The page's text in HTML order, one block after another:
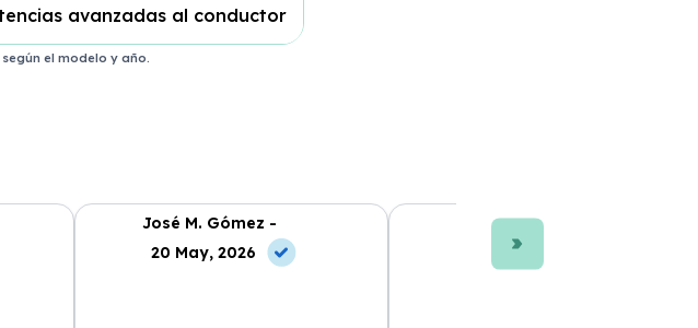
avanzadas al conductor
el modelo y año.
José M. Gómez -
20 May, 2026
Ana L. Fernández -
10 Jul, 2026